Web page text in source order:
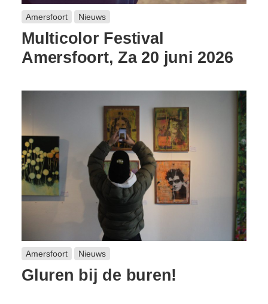
Amersfoort Nieuws
Multicolor Festival
Amersfoort, Za 20 juni 2026
Amersfoort Nieuws
Gluren bij de buren!